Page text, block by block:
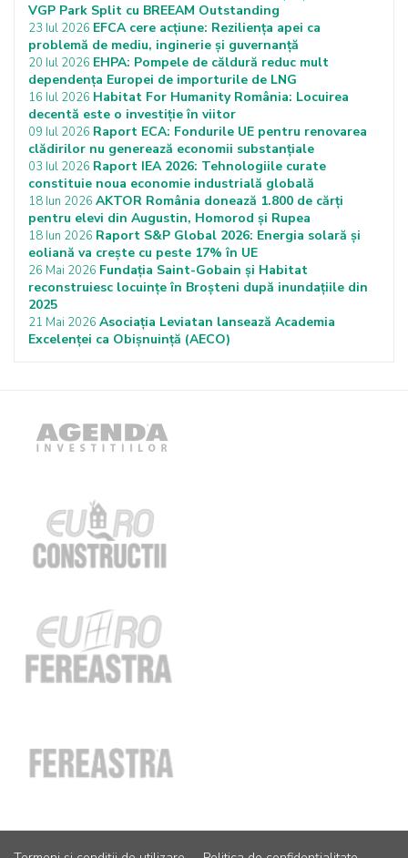
VGP Park Split cu BREEAM Outstanding
23 Iul 2026 EFCA cere acțiune: Reziliența apei ca
problemă de mediu, inginerie și guvernanță
20 Iul 2026 EHPA: Pompele de căldură reduc mult
dependența Europei de importurile de LNG
16 Iul 2026 Habitat For Humanity România: Locuirea
decentă este o investiție în viitor
09 Iul 2026 Raport ECA: Fondurile UE pentru renovarea
clădirilor nu generează economii substanțiale
03 Iul 2026 Raport IEA 2026: Tehnologiile curate
constituie noua economie industrială globală
18 Iun 2026 AKTOR România donează 1.800 de cărți
pentru elevi din Augustin, Homorod și Rupea
18 Iun 2026 Raport S&P Global 2026: Energia solară și
eoliană va crește cu peste 17% în UE
26 Mai 2026 Fundația Saint-Gobain și Habitat
reconstruiesc locuințe în Broșteni după inundațiile din
2025
21 Mai 2026 Asociația Leviatan lansează Academia
Excelenței ca Obișnuință (AECO)